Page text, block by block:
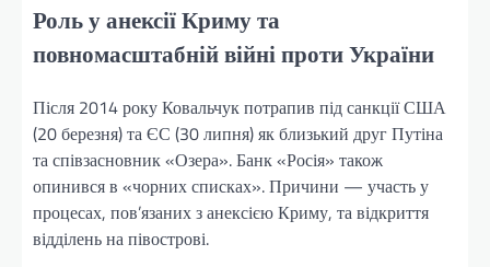
Роль у анексії Криму та
повномасштабній війні проти України
Після 2014 року Ковальчук потрапив під санкції США
(20 березня) та ЄС (30 липня) як близький друг Путіна
та співзасновник «Озера». Банк «Росія» також
опинився в «чорних списках». Причини — участь у
процесах, пов’язаних з анексією Криму, та відкриття
відділень на півострові.